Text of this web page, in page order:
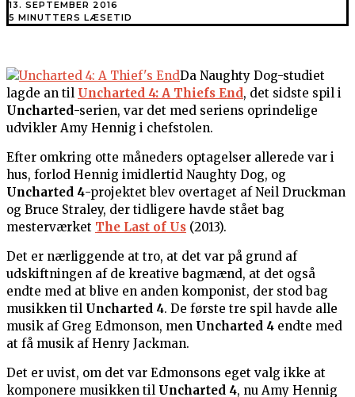
13. SEPTEMBER 2016
5 MINUTTERS LÆSETID
Da Naughty Dog-studiet
lagde an til Uncharted 4: A Thiefs End, det sidste spil i
Uncharted-serien, var det med seriens oprindelige
udvikler Amy Hennig i chefstolen.
Efter omkring otte måneders optagelser allerede var i
hus, forlod Hennig imidlertid Naughty Dog, og
Uncharted 4-projektet blev overtaget af Neil Druckman
og Bruce Straley, der tidligere havde stået bag
mesterværket The Last of Us (2013).
Det er nærliggende at tro, at det var på grund af
udskiftningen af de kreative bagmænd, at det også
endte med at blive en anden komponist, der stod bag
musikken til Uncharted 4. De første tre spil havde alle
musik af Greg Edmonson, men Uncharted 4 endte med
at få musik af Henry Jackman.
Det er uvist, om det var Edmonsons eget valg ikke at
komponere musikken til Uncharted 4, nu Amy Hennig